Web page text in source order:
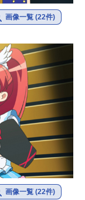
画像一覧 (22件)
画像一覧 (22件)